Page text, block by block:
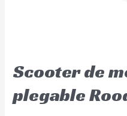
Scooter de
plegable